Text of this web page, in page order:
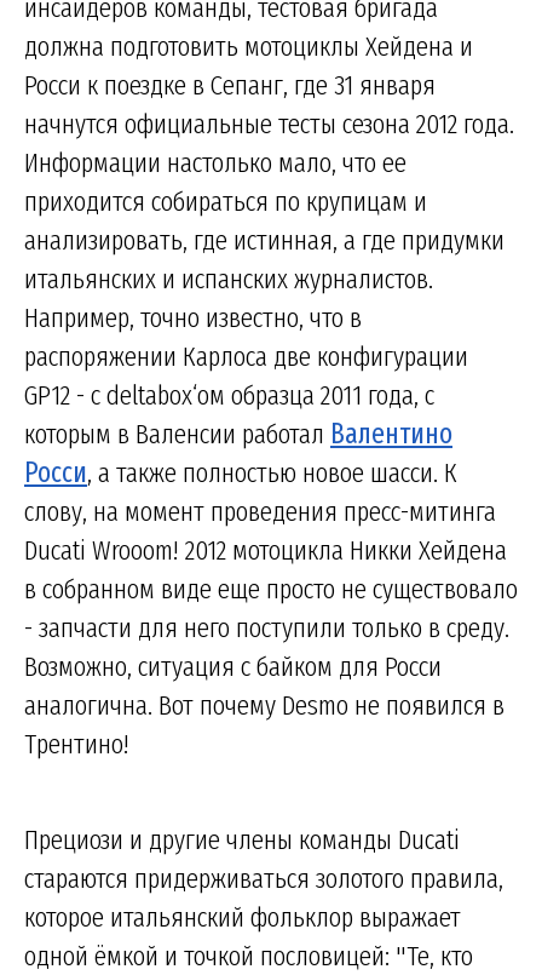
инсайдеров команды, тестовая бригада
должна подготовить мотоциклы Хейдена и
Росси к поездке в Сепанг, где 31 января
начнутся официальные тесты сезона 2012 года.
Информации настолько мало, что ее
приходится собираться по крупицам и
анализировать, где истинная, а где придумки
итальянских и испанских журналистов.
Например, точно известно, что в
распоряжении Карлоса две конфигурации
GP12 - с deltabox‘ом образца 2011 года, с
которым в Валенсии работал Валентино
Росси, а также полностью новое шасси. К
слову, на момент проведения пресс-митинга
Ducati Wrooom! 2012 мотоцикла Никки Хейдена
в собранном виде еще просто не существовало
- запчасти для него поступили только в среду.
Возможно, ситуация с байком для Росси
аналогична. Вот почему Desmo не появился в
Трентино!
Прециози и другие члены команды Ducati
стараются придерживаться золотого правила,
которое итальянский фольклор выражает
одной ёмкой и точкой пословицей: "Те, кто